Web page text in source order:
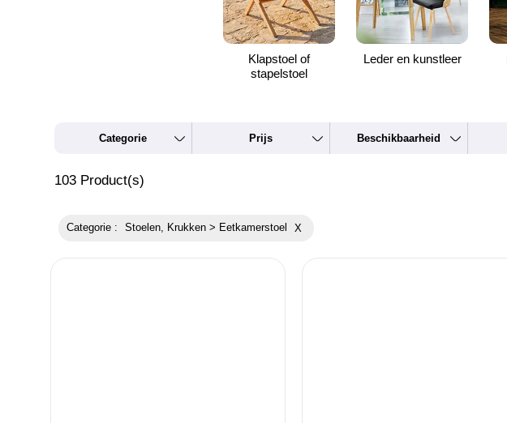
Klapstoel of
stapelstoel
Leder en kunstleer
Categorie Prijs Beschikbaarheid
103 Product(s)
Categorie : Stoelen, Krukken > Eetkamerstoel X